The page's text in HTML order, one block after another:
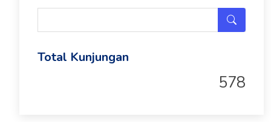
Total Kunjungan
578